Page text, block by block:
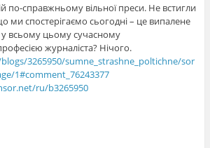
по-справжньому вільної преси. Не встигли
ми спостерігаємо сьогодні – це випалене
у всьому цьому сучасному
журналіста? Нічого.
3265950/sumne_strashne_poltichne/sor
1#comment_76243377
ru/b3265950